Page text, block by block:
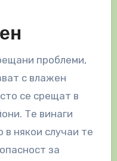
проблеми,
с влажен
се срещат в
Те винаги
в някои случаи те
за